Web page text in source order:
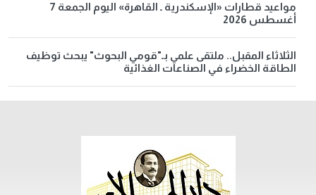
مواعيد قطارات «الإسكندرية ـ القاهرة» اليوم الجمعة 7
أغسطس 2026
الثلاثاء المقبل.. ملتقى علمي بـ"قومي البحوث" يبحث توظيف
الطاقة الخضراء في الصناعات الغذائية